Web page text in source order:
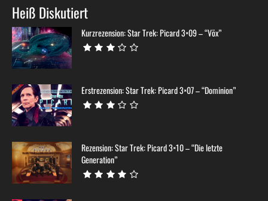
Heiß Diskutiert
Kurzrezension: Star Trek: Picard 3×09 – “Võx”
Erstrezension: Star Trek: Picard 3×07 – “Dominion”
Rezension: Star Trek: Picard 3×10 – “Die letzte
Generation”